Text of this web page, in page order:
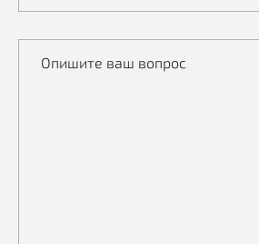
Опишите ваш вопрос